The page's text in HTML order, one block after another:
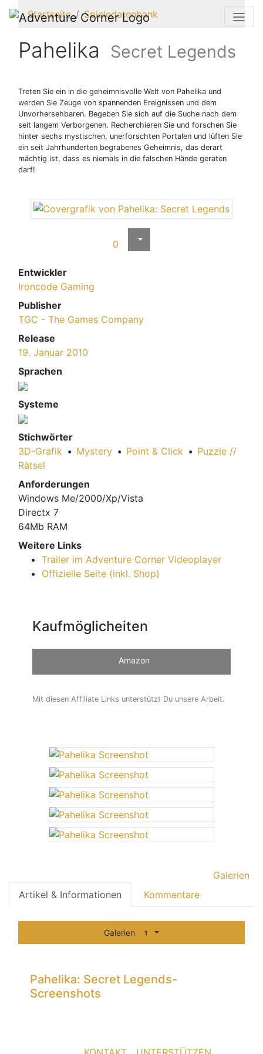
Startseite Spieledatenbank
Pahelika Secret Legends
Treten Sie ein in die geheimnisvolle Welt von Pahelika und
werden Sie Zeuge von spannenden Ereignissen und dem
Unvorhersehbaren. Begeben Sie sich auf die Suche nach dem
seit langem Verborgenen. Recherchieren Sie und forschen Sie
hinter sechs mystischen, unerforschten Portalen und lüften Sie
ein seit Jahrhunderten begrabenes Geheimnis, das derart
mächtig ist, dass es niemals in die falschen Hände geraten
darf!
0
Entwickler
Ironcode Gaming
Publisher
TGC - The Games Company
Release
19. Januar 2010
Sprachen
Systeme
Stichwörter
3D-Grafik • Mystery • Point & Click • Puzzle //
Rätsel
Anforderungen
Windows Me/2000/Xp/Vista
Directx 7
64Mb RAM
Weitere Links
Trailer im Adventure Corner Videoplayer
Offizielle Seite (inkl. Shop)
Kaufmöglicheiten
Amazon
Mit diesen Affiliate Links unterstützt Du unsere Arbeit.
Galerien
Artikel & Informationen
Kommentare
Pahelika: Secret Legends-
Screenshots
Galerien 1